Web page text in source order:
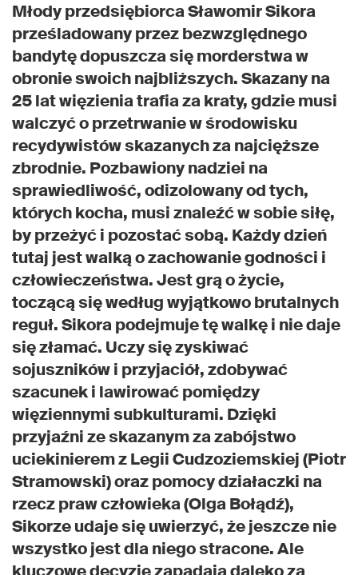
Młody przedsiębiorca Sławomir Sikora
prześladowany przez bezwzględnego
bandytę dopuszcza się morderstwa w
obronie swoich najbliższych. Skazany na
25 lat więzienia trafia za kraty, gdzie musi
walczyć o przetrwanie w środowisku
recydywistów skazanych za najcięższe
zbrodnie. Pozbawiony nadziei na
sprawiedliwość, odizolowany od tych,
których kocha, musi znaleźć w sobie siłę,
by przeżyć i pozostać sobą. Każdy dzień
tutaj jest walką o zachowanie godności i
człowieczeństwa. Jest grą o życie,
toczącą się według wyjątkowo brutalnych
reguł. Sikora podejmuje tę walkę i nie daje
się złamać. Uczy się zyskiwać
sojuszników i przyjaciół, zdobywać
szacunek i lawirować pomiędzy
więziennymi subkulturami. Dzięki
przyjaźni ze skazanym za zabójstwo
uciekinierem z Legii Cudzoziemskiej (Piotr
Stramowski) oraz pomocy działaczki na
rzecz praw człowieka (Olga Bołądź),
Sikorze udaje się uwierzyć, że jeszcze nie
wszystko jest dla niego stracone. Ale